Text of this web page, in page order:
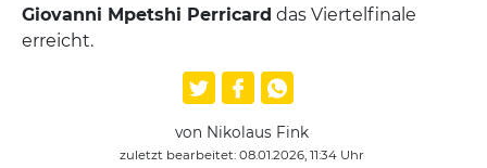
Giovanni Mpetshi Perricard das Viertelfinale
erreicht.
von Nikolaus Fink
zuletzt bearbeitet: 08.01.2026, 11:34 Uhr